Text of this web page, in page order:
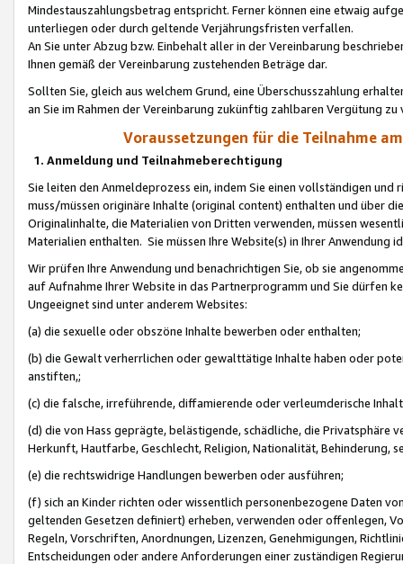
Mindestauszahlungsbetrag entspricht. Ferner können eine etwaig
unterliegen oder durch geltende Verjährungsfristen verfallen.
An Sie unter Abzug bzw. Einbehalt aller in der Vereinbarung
Ihnen gemäß der Vereinbarung zustehenden Beträge dar.
Sollten Sie, gleich aus welchem Grund, eine Überschusszahlung
an Sie im Rahmen der Vereinbarung zukünftig zahlbaren Vergütung zu
Voraussetzungen für die Teilnahme
1. Anmeldung und Teilnahmeberechtigung
Sie leiten den Anmeldeprozess ein, indem Sie einen vollständigen
muss/müssen originäre Inhalte (original content) enthalten und über
Originalinhalte, die Materialien von Dritten verwenden, müssen
Materialien enthalten. Sie müssen Ihre Website(s) in Ihrer Anwendung
Wir prüfen Ihre Anwendung und benachrichtigen Sie, ob sie
auf Aufnahme Ihrer Website in das Partnerprogramm und Sie dürfen
Ungeeignet sind unter anderem Websites:
(a) die sexuelle oder obszöne Inhalte bewerben oder enthalten;
(b) die Gewalt verherrlichen oder gewalttätige Inhalte haben oder
anstiften,;
(c) die falsche, irreführende, diffamierende oder verleumderische
(d) die von Hass geprägte, belästigende, schädliche, die Privatsphäre
Herkunft, Hautfarbe, Geschlecht, Religion, Nationalität, Behinderung,
(e) die rechtswidrige Handlungen bewerben oder ausführen;
(f) sich an Kinder richten oder wissentlich personenbezogene Daten
geltenden Gesetzen definiert) erheben, verwenden oder offenlegen,
Regeln, Vorschriften, Anordnungen, Lizenzen, Genehmigungen,
Entscheidungen oder andere Anforderungen einer zuständigen